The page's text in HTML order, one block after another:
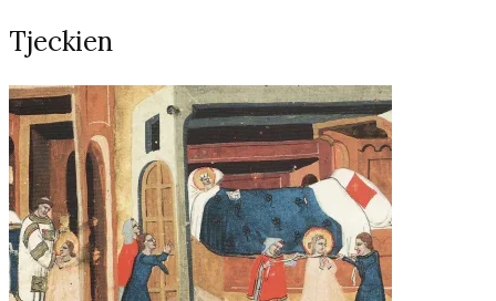
Tjeckien